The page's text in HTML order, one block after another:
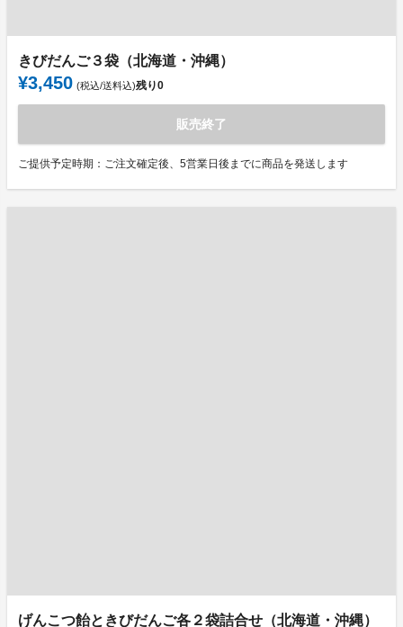
きびだんご３袋（北海道・沖縄）
¥3,450 (税込/送料込)残り0
販売終了
ご提供予定時期：ご注文確定後、5営業日後までに商品を発送します
げんこつ飴ときびだんご各２袋詰合せ（北海道・沖縄）